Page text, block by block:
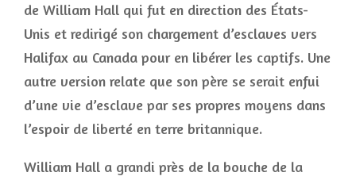
de William Hall qui fut en direction des États-
Unis et redirigé son chargement d’esclaves vers
Halifax au Canada pour en libérer les captifs. Une
autre version relate que son père se serait enfui
d’une vie d’esclave par ses propres moyens dans
l’espoir de liberté en terre britannique.
William Hall a grandi près de la bouche de la